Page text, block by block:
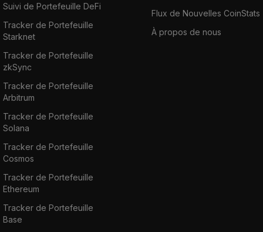
Suivi de Portefeuille DeFi
Tracker de Portefeuille
Starknet
Tracker de Portefeuille
zkSync
Tracker de Portefeuille
Arbitrum
Tracker de Portefeuille
Solana
Tracker de Portefeuille
Cosmos
Tracker de Portefeuille
Ethereum
Tracker de Portefeuille
Base
Flux de Nouvelles CoinStats
À propos de nous